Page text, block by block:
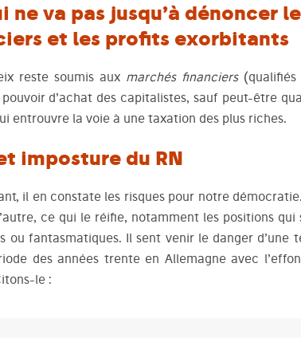
ne va pas jusqu’à dénoncer
et les profits exorbitants
reste soumis aux marchés financiers(qualifiés
d’achat des capitalistes, sauf peut-être
entrouvre la voie à une taxation des plus riches.
imposture du RN
il en constate les risques pour notre
ce qui le réifie, notamment les positions qui
ou fantasmatiques. Il sent venir le danger d’une
des années trente en Allemagne avec
le :